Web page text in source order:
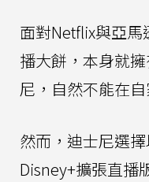
面對Netflix與亞
播大餅，本身就
尼，自然不能在
然而，迪士尼選
Disney+擴張直播